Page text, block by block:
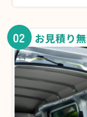
02 お見積り